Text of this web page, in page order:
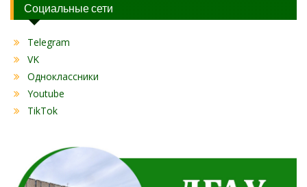
Социальные сети
Telegram
VK
Одноклассники
Youtube
TikTok